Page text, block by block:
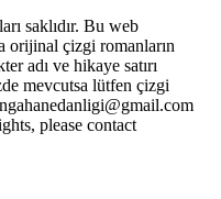
saklıdır. Bu web
orijinal çizgi romanların
adı ve hikaye satırı
mevcutsa lütfen çizgi
please contact